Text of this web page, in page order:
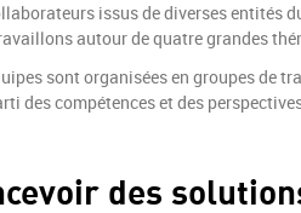
issus de diverses entités
autour de quatre grandes
sont organisées en groupes de
des compétences et des
des